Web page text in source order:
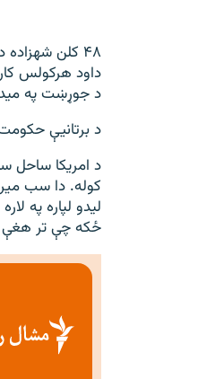
داود هرکولس
د جوړښت په
د برتانیې
د امریکا ساحل
ځکه چې تر هغې